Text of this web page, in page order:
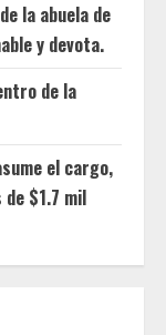
la abuela de
y devota.
de la
el cargo,
$1.7 mil